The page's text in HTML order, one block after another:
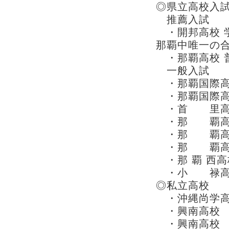
◎県立高校入
推薦入試
・開邦高校
那覇中唯一の
・那覇高
一般入試
・那覇国際
・那覇国際
・首 里高
・那 覇高
・那 覇高
・那 覇高
・那 覇 西
・小 禄高
◎私立高校
・沖縄尚学
・興南高校
・興南高校